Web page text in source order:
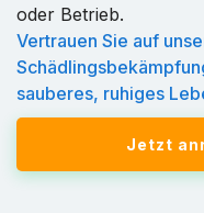
oder Betrieb.
Vertrauen Sie auf
sauberes, ruhiges
Jetzt